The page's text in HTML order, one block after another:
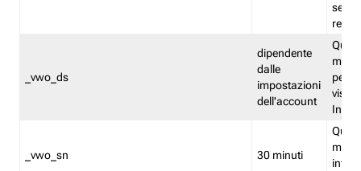
_vwo_ds
dipendente
dalle
impostazioni
dell'account
_vwo_sn 30 minuti